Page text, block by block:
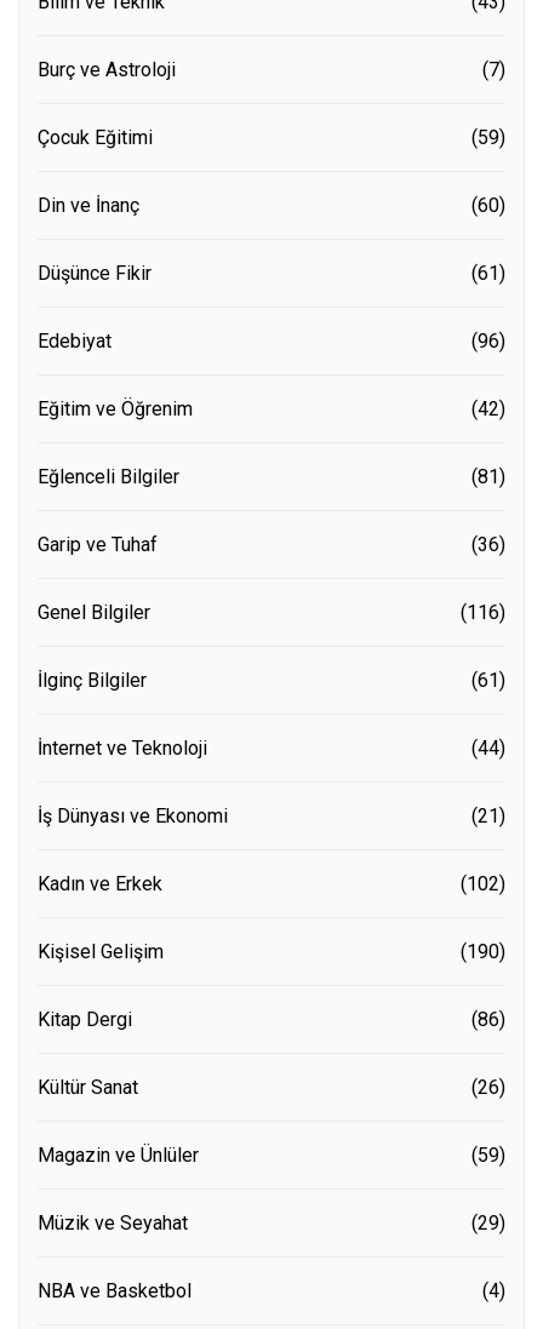
Burç ve Astroloji (7)
Çocuk Eğitimi (59)
Din ve İnanç (60)
Düşünce Fikir (61)
Edebiyat (96)
Eğitim ve Öğrenim (42)
Eğlenceli Bilgiler (81)
Garip ve Tuhaf (36)
Genel Bilgiler (116)
İlginç Bilgiler (61)
İnternet ve Teknoloji (44)
İş Dünyası ve Ekonomi (21)
Kadın ve Erkek (102)
Kişisel Gelişim (190)
Kitap Dergi (86)
Kültür Sanat (26)
Magazin ve Ünlüler (59)
Müzik ve Seyahat (29)
NBA ve Basketbol (4)